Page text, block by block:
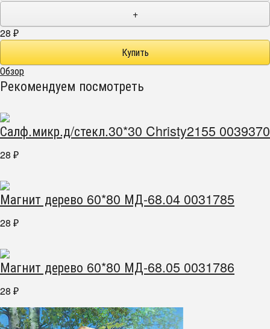
+
28 ₽
Обзор
Рекомендуем посмотреть
Салф.микр.д/стекл.30*30 Christy2155 0039370
28 ₽
Магнит дерево 60*80 МД-68.04 0031785
28 ₽
Магнит дерево 60*80 МД-68.05 0031786
28 ₽